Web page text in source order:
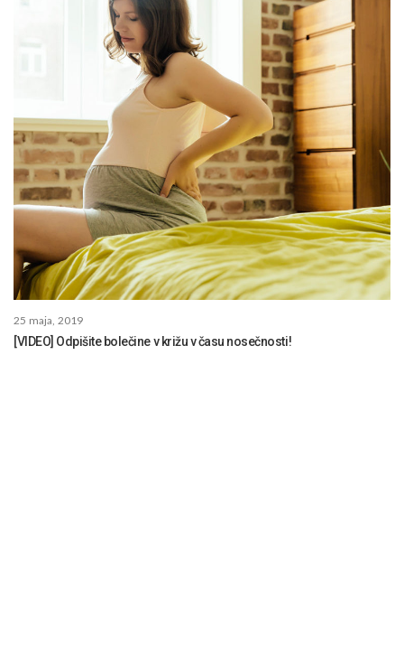
25 maja, 2019
[VIDEO] Odpišite bolečine v križu v času nosečnosti!